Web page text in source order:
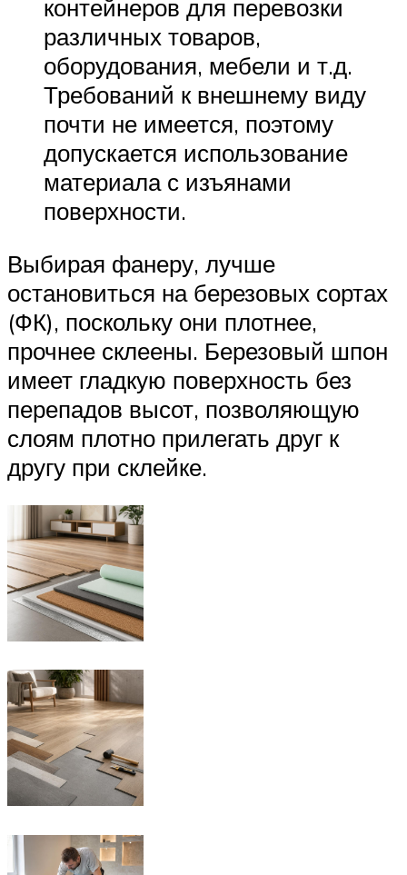
контейнеров для перевозки
различных товаров,
оборудования, мебели и т.д.
Требований к внешнему виду
почти не имеется, поэтому
допускается использование
материала с изъянами
поверхности.
Выбирая фанеру, лучше
остановиться на березовых сортах
(ФК), поскольку они плотнее,
прочнее склеены. Березовый шпон
имеет гладкую поверхность без
перепадов высот, позволяющую
слоям плотно прилегать друг к
другу при склейке.